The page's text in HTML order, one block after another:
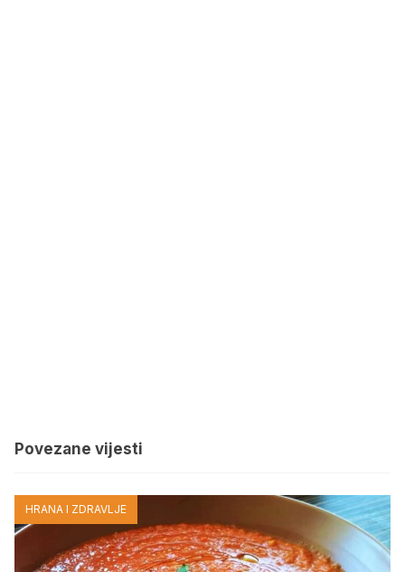
Povezane vijesti
HRANA I ZDRAVLJE